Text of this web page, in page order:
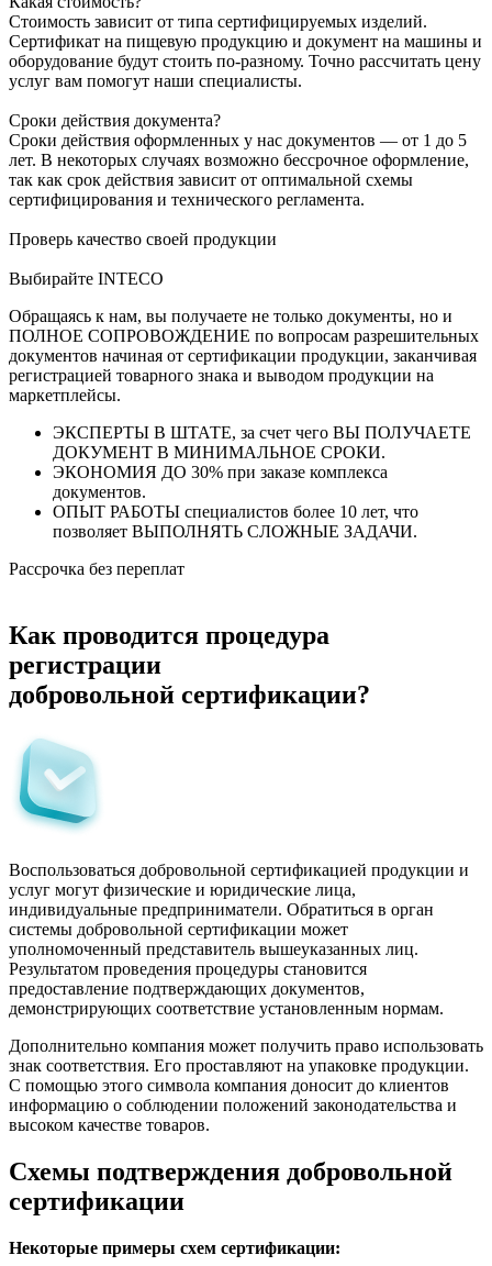
Стоимость зависит от типа сертифицируемых изделий.
Сертификат на пищевую продукцию и документ на машины и
оборудование будут стоить по-разному. Точно рассчитать цену
услуг вам помогут наши специалисты.
Сроки действия документа?
Сроки действия оформленных у нас документов — от 1 до 5
лет. В некоторых случаях возможно бессрочное оформление,
так как срок действия зависит от оптимальной схемы
сертифицирования и технического регламента.
Проверь качество своей продукции
Выбирайте INTECO
Обращаясь к нам, вы получаете не только документы, но и
ПОЛНОЕ СОПРОВОЖДЕНИЕ по вопросам разрешительных
документов начиная от сертификации продукции, заканчивая
регистрацией товарного знака и выводом продукции на
маркетплейсы.
ЭКСПЕРТЫ В ШТАТЕ, за счет чего ВЫ ПОЛУЧАЕТЕ
ДОКУМЕНТ В МИНИМАЛЬНОЕ СРОКИ.
ЭКОНОМИЯ ДО 30% при заказе комплекса
документов.
ОПЫТ РАБОТЫ специалистов более 10 лет, что
позволяет ВЫПОЛНЯТЬ СЛОЖНЫЕ ЗАДАЧИ.
Рассрочка без переплат
Как проводится процедура
регистрации
добровольной сертификации?
Воспользоваться добровольной сертификацией продукции и
услуг могут физические и юридические лица,
индивидуальные предприниматели. Обратиться в орган
системы добровольной сертификации может
уполномоченный представитель вышеуказанных лиц.
Результатом проведения процедуры становится
предоставление подтверждающих документов,
демонстрирующих соответствие установленным нормам.
Дополнительно компания может получить право использовать
знак соответствия. Его проставляют на упаковке продукции.
С помощью этого символа компания доносит до клиентов
информацию о соблюдении положений законодательства и
высоком качестве товаров.
Схемы подтверждения добровольной
сертификации
Некоторые примеры схем сертификации: